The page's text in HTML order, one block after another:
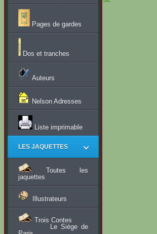
Pages de gardes
Dos et tranches
Auteurs
Nelson Adresses
Liste imprimable
LES JAQUETTES
Toutes les
jaquettes
Illustrateurs
Trois Contes
Le Siège de